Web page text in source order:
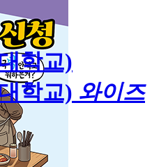
와이즈